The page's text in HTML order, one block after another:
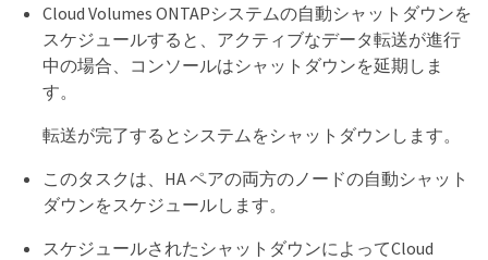
Cloud Volumes ONTAPシステムの自動シャットダウンを
スケジュールすると、アクティブなデータ転送が進行
中の場合、コンソールはシャットダウンを延期しま
す。
転送が完了するとシステムをシャットダウンします。
このタスクは、HA ペアの両方のノードの自動シャット
ダウンをスケジュールします。
スケジュールされたシャットダウンによってCloud